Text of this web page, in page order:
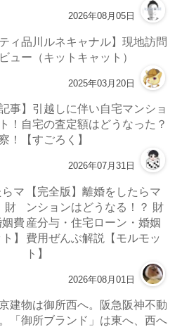
2026年08月05日
ィ品川ルネキャナル】現地訪問
ュー（キットキャット）
2025年03月20日
事】引越しに伴い自宅マンショ
！自宅の査定額はどうなった？
！【すごろく】
2026年07月31日
【完全版】離婚をしたらマ
ンションはどうなる！？ 財
産分与・住宅ローン・婚姻
費用ぜんぶ解説【モルモッ
ト】
2026年08月01日
建物は御所西へ。阪急阪神不動
「御所ブランド」は東へ、西へ